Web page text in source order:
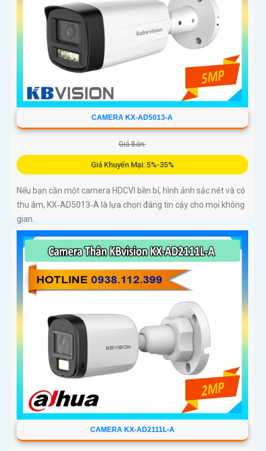
CAMERA KX-AD5013-A
Giá Bán:
Giá Khuyến Mại: 5%-35%
Nếu bạn cần một camera HDCVI bền bỉ, hình ảnh sắc nét và có
thu âm, KX‑AD5013‑A là lựa chọn đáng tin cậy cho mọi không
gian.
CAMERA KX-AD2111L-A